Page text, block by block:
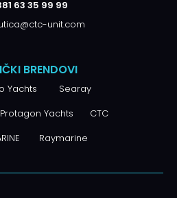
63 35 99 99
unit.com
BRENDOVI
Yachts
Searay
Protagon Yachts
CTC
Raymarine